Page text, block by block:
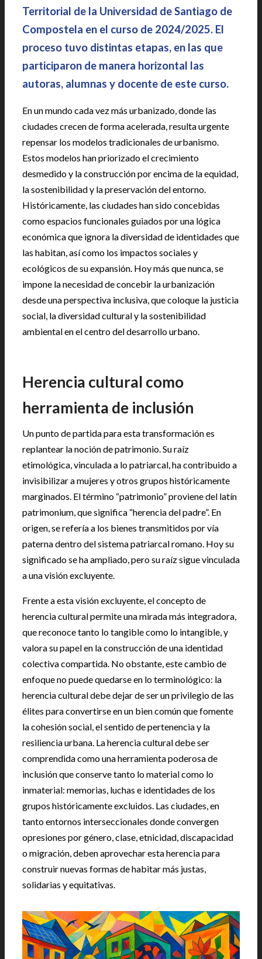
Territorial de la Universidad de Santiago de
Compostela en el curso de 2024/2025. El
proceso tuvo distintas etapas, en las que
participaron de manera horizontal las
autoras, alumnas y docente de este curso.
En un mundo cada vez más urbanizado, donde las
ciudades crecen de forma acelerada, resulta urgente
repensar los modelos tradicionales de urbanismo.
Estos modelos han priorizado el crecimiento
desmedido y la construcción por encima de la equidad,
la sostenibilidad y la preservación del entorno.
Históricamente, las ciudades han sido concebidas
como espacios funcionales guiados por una lógica
económica que ignora la diversidad de identidades que
las habitan, así como los impactos sociales y
ecológicos de su expansión. Hoy más que nunca, se
impone la necesidad de concebir la urbanización
desde una perspectiva inclusiva, que coloque la justicia
social, la diversidad cultural y la sostenibilidad
ambiental en el centro del desarrollo urbano.
Herencia cultural como
herramienta de inclusión
Un punto de partida para esta transformación es
replantear la noción de patrimonio. Su raíz
etimológica, vinculada a lo patriarcal, ha contribuido a
invisibilizar a mujeres y otros grupos históricamente
marginados. El término “patrimonio” proviene del latín
patrimonium, que significa “herencia del padre”. En
origen, se refería a los bienes transmitidos por vía
paterna dentro del sistema patriarcal romano. Hoy su
significado se ha ampliado, pero su raíz sigue vinculada
a una visión excluyente.
Frente a esta visión excluyente, el concepto de
herencia cultural permite una mirada más integradora,
que reconoce tanto lo tangible como lo intangible, y
valora su papel en la construcción de una identidad
colectiva compartida. No obstante, este cambio de
enfoque no puede quedarse en lo terminológico: la
herencia cultural debe dejar de ser un privilegio de las
élites para convertirse en un bien común que fomente
la cohesión social, el sentido de pertenencia y la
resiliencia urbana. La herencia cultural debe ser
comprendida como una herramienta poderosa de
inclusión que conserve tanto lo material como lo
inmaterial: memorias, luchas e identidades de los
grupos históricamente excluidos. Las ciudades, en
tanto entornos interseccionales donde convergen
opresiones por género, clase, etnicidad, discapacidad
o migración, deben aprovechar esta herencia para
construir nuevas formas de habitar más justas,
solidarias y equitativas.